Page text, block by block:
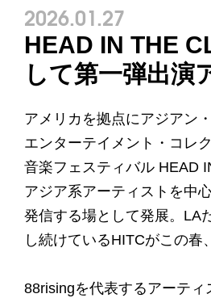
2026.01.27
HEAD IN THE
して第一弾出演
アメリカを拠点にアジアン
エンターテイメント・コレ
音楽フェスティバル HEAD
アジア系アーティストを中
発信する場として発展。LA
し続けているHITCがこの
88risingを代表するアーテ